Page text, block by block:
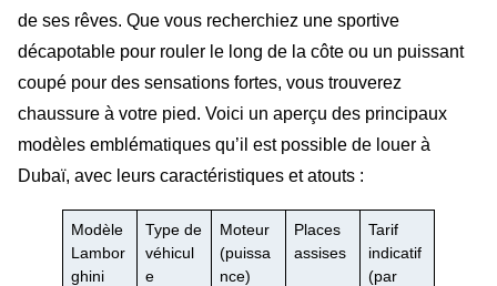
de ses rêves. Que vous recherchiez une sportive
décapotable pour rouler le long de la côte ou un puissant
coupé pour des sensations fortes, vous trouverez
chaussure à votre pied. Voici un aperçu des principaux
modèles emblématiques qu’il est possible de louer à
Dubaï, avec leurs caractéristiques et atouts :
Modèle
Lambor
ghini
Type de
véhicul
e
Moteur
(puissa
nce)
Places
assises
Tarif
indicatif
(par